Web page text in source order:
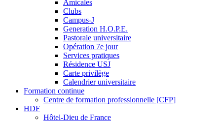
Amicales
Clubs
Campus-J
Generation H.O.P.E.
Pastorale universitaire
Opération 7e jour
Services pratiques
Résidence USJ
Carte privilège
Calendrier universitaire
Formation continue
Centre de formation professionnelle [CFP]
HDF
Hôtel-Dieu de France